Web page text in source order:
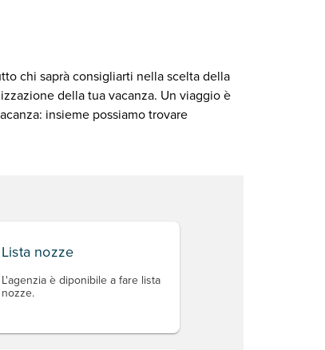
chi saprà consigliarti nella scelta della
della tua vacanza. Un viaggio è
insieme possiamo trovare
Lista nozze
L'agenzia è diponibile a fare lista
nozze.